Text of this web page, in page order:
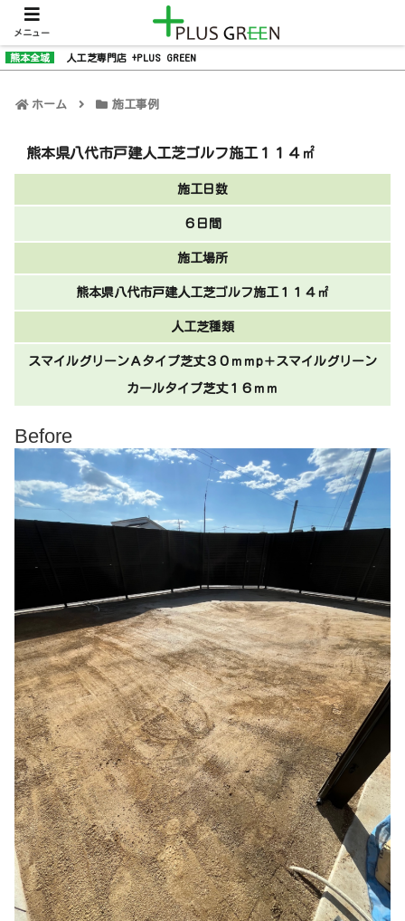
熊本全域 人工芝専門店 +PLUS GREEN
ホーム 施工事例
熊本県八代市戸建人工芝ゴルフ施工１１４㎡
施工日数
６日間
施工場所
熊本県八代市戸建人工芝ゴルフ施工１１４㎡
人工芝種類
スマイルグリーンＡタイプ芝丈３０ｍｍp＋スマイルグリーン
カールタイプ芝丈１６ｍｍ
Before
メニュー